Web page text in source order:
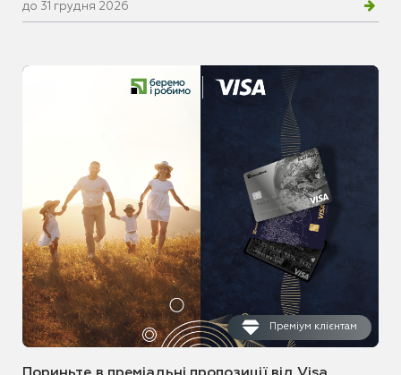
до 31 грудня 2026
Преміум клієнтам